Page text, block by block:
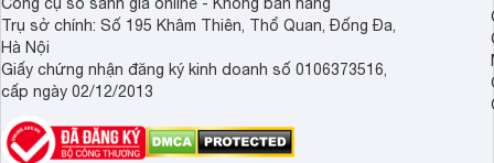
Trụ sở chính: Số 195 Khâm Thiên, Thổ Quan, Đống Đa,
Hà Nội
Giấy chứng nhận đăng ký kinh doanh số 0106373516,
cấp ngày 02/12/2013